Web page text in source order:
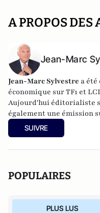
A PROPOS DES
Jean-Marc
Jean-Marc Sylvestre a
économique sur TF1 et
Aujourd'hui éditorialiste
également une émission
SUIVRE
POPULAIRES
PLUS LUS